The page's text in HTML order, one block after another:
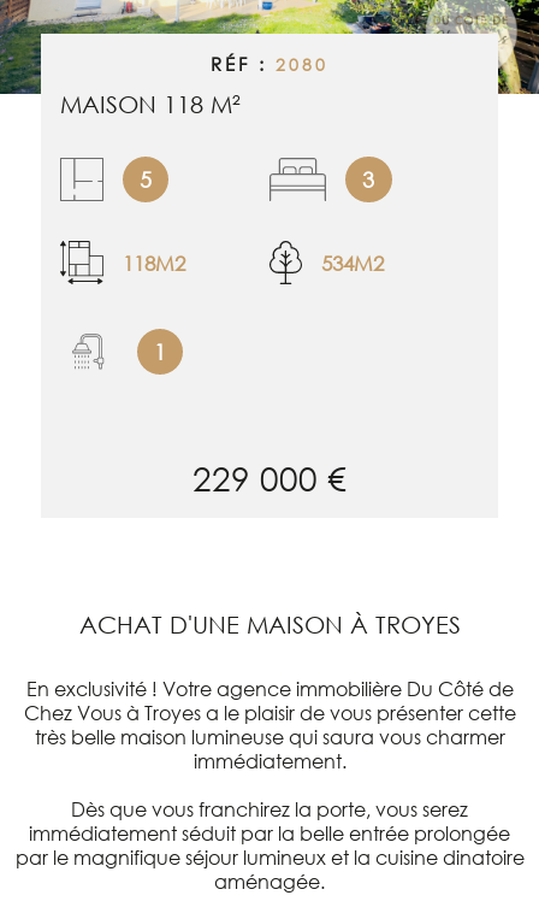
ALERTE
RÉF :2080
MAISON 118 M²
5 3
118M2 534M2
1
229 000 €
ACHAT D'UNE MAISON À TROYES
En exclusivité ! Votre agence immobilière Du Côté de
Chez Vous à Troyes a le plaisir de vous présenter cette
très belle maison lumineuse qui saura vous charmer
immédiatement.
Dès que vous franchirez la porte, vous serez
immédiatement séduit par la belle entrée prolongée
par le magnifique séjour lumineux et la cuisine dinatoire
aménagée.
RECHERCHER